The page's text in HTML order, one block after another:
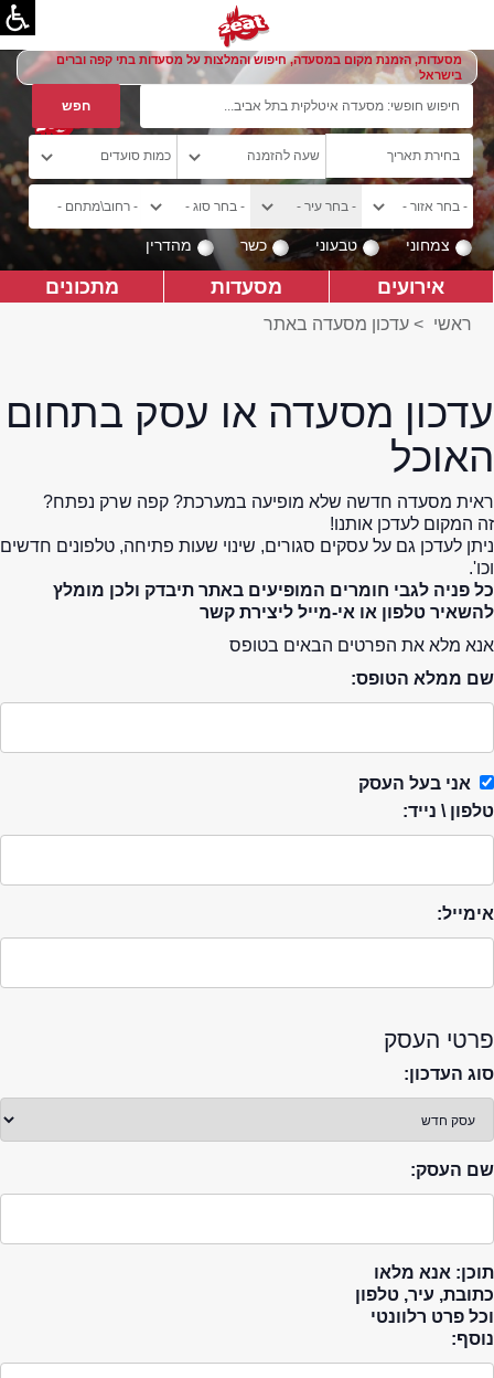
מסעדות, הזמנת מקום במסעדה, חיפוש והמלצות על מסעדות בתי קפה וברים
בישראל
צמחוני טבעוני כשר מהדרין
אירועים מסעדות מתכונים
ראשי > עדכון מסעדה באתר
עדכון מסעדה או עסק בתחום
האוכל
ראית מסעדה חדשה שלא מופיעה במערכת? קפה שרק נפתח?
זה המקום לעדכן אותנו!
ניתן לעדכן גם על עסקים סגורים, שינוי שעות פתיחה, טלפונים חדשים
וכו'.
כל פניה לגבי חומרים המופיעים באתר תיבדק ולכן מומלץ
להשאיר טלפון או אי-מייל ליצירת קשר
אנא מלא את הפרטים הבאים בטופס
שם ממלא הטופס:
אני בעל העסק
טלפון \ נייד:
אימייל:
פרטי העסק
סוג העדכון:
שם העסק:
תוכן: אנא מלאו
כתובת, עיר, טלפון
וכל פרט רלוונטי
נוסף: